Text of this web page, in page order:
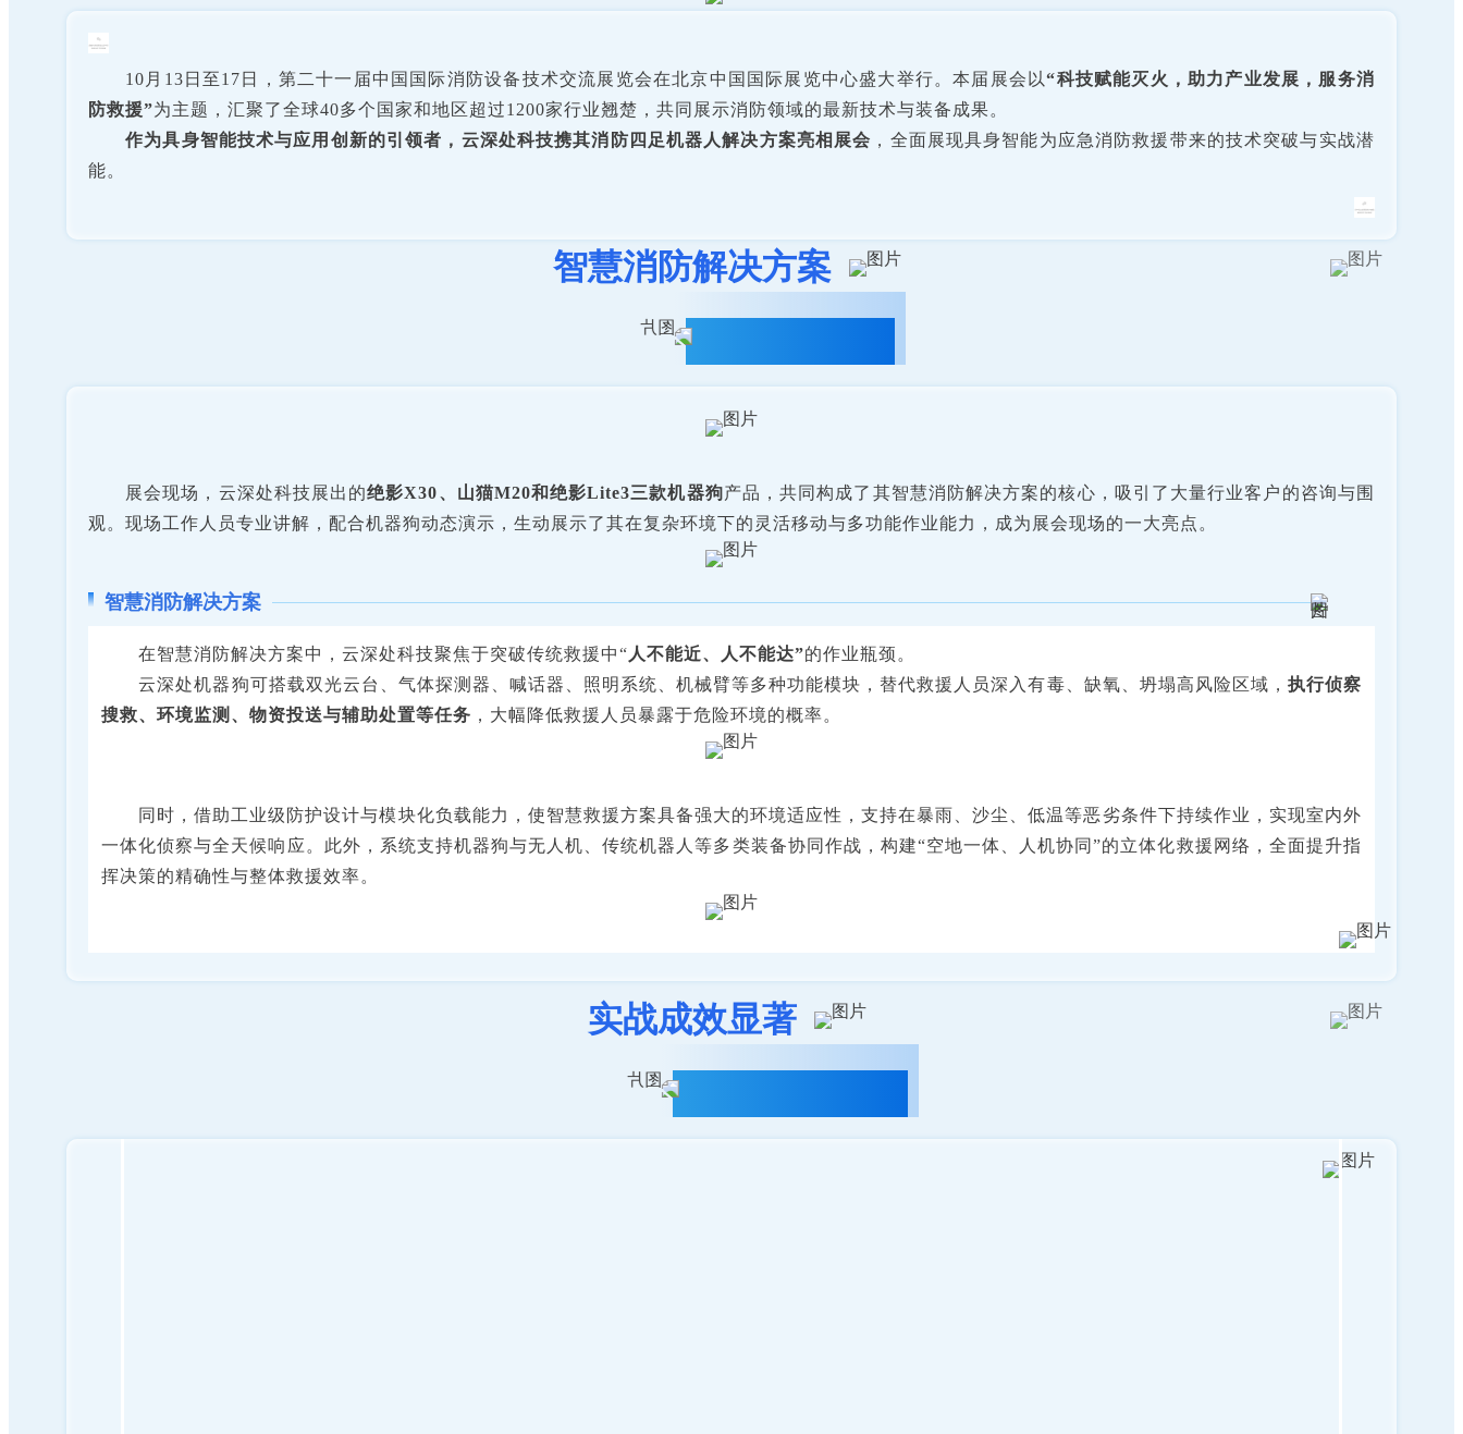
10月13日至17日，第二十一届中国国际消防设备技术交流展览会在北京中国国际展览中心盛大举行。本届展会以“科技赋能灭火，助力产业发展，服务消
防救援”为主题，汇聚了全球40多个国家和地区超过1200家行业翘楚，共同展示消防领域的最新技术与装备成果。
作为具身智能技术与应用创新的引领者，云深处科技携其消防四足机器人解决方案亮相展会 ，全面展现具身智能为应急消防救援带来的技术突破与实战潜
能。
智慧消防解决方案
突破传统救援局限
展会现场，云深处科技展出的绝影X30、山猫M20和绝影Lite3三款机器狗产品，共同构成了其智慧消防解决方案的核心，吸引了大量行业客户的咨询与围
观。现场工作人员专业讲解，配合机器狗动态演示，生动展示了其在复杂环境下的灵活移动与多功能作业能力，成为展会现场的一大亮点。
智慧消防解决方案
在智慧消防解决方案中，云深处科技聚焦于突破传统救援中“人不能近、人不能达”的作业瓶颈。
云深处机器狗可搭载双光云台、气体探测器、喊话器、照明系统、机械臂等多种功能模块，替代救援人员深入有毒、缺氧、坍塌高风险区域， 执行侦察
搜救、环境监测、物资投送与辅助处置等任务 ，大幅降低救援人员暴露于危险环境的概率。
同时，借助工业级防护设计与模块化负载能力，使智慧救援方案具备强大的环境适应性，支持在暴雨、沙尘、低温等恶劣条件下持续作业，实现室内外
一体化侦察与全天候响应。此外，系统支持机器狗与无人机、传统机器人等多类装备协同作战，构建“空地一体、人机协同”的立体化救援网络，全面提升指
挥决策的精确性与整体救援效率。
实战成效显著
消防救援智能化升级